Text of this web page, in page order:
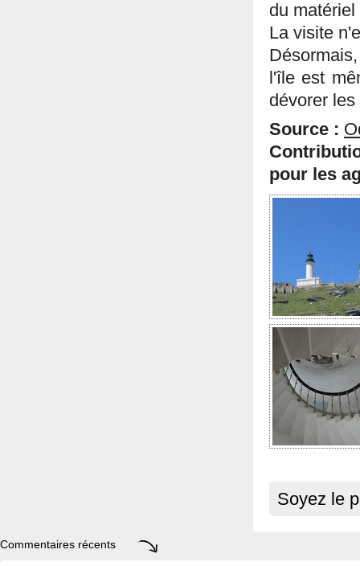
du
La visite
l'île est
dévorer
Source :
pour les
Soyez le
Commentaires récents